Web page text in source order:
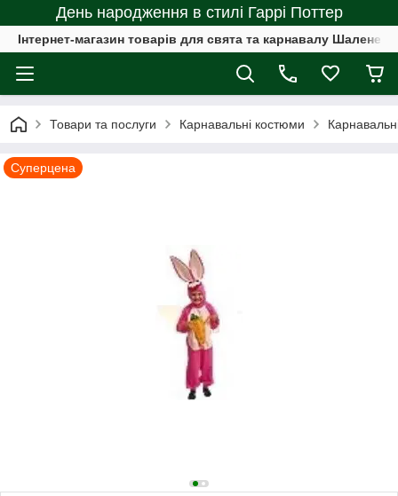
День народження в стилі Гаррі Поттер
Інтернет-магазин товарів для свята та карнавалу Шалене
Товари та послуги Карнавальні костюми
Суперцена